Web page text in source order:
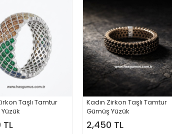
Taşlı Tamtur
TL
Kadın Zirkon Taşlı Tamtur
Gümüş Yüzük
2,450 TL